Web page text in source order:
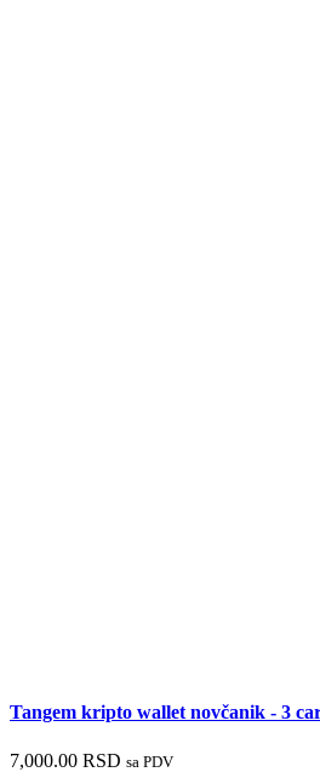
Tangem kripto wallet novčanik - 3
7,000.00 RSD sa PDV